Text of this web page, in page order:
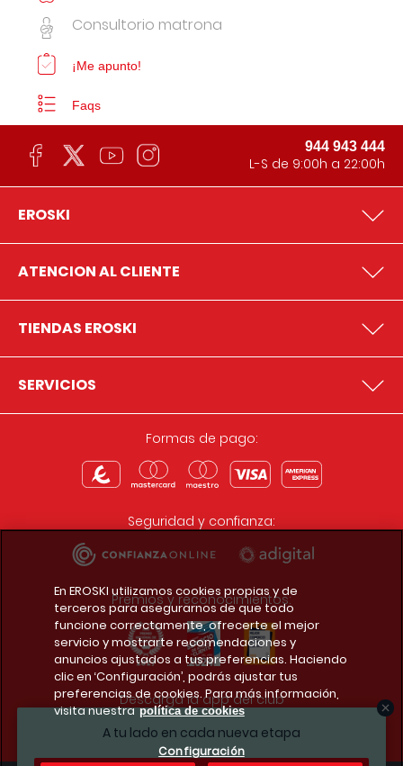
A tu lado en cada nueva etapa
Consultorio matrona
¡Me apunto!
Faqs
944 943 444
L-S de 9:00h a 22:00h
EROSKI
ATENCION AL CLIENTE
TIENDAS EROSKI
SERVICIOS
Formas de pago:
Seguridad y confianza:
Premios y reconocimientos:
Descarga la app del club
En EROSKI utilizamos cookies propias y de
terceros para asegurarnos de que todo
funcione correctamente, ofrecerte el mejor
servicio y mostrarte recomendaciones y
anuncios ajustados a tus preferencias. Haciendo
clic en ‘Configuración’, podrás ajustar tus
preferencias de cookies. Para más información,
visita nuestra política de cookies
Configuración